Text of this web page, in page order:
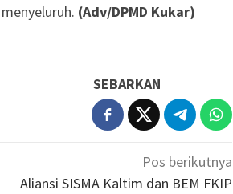
(Adv/DPMD Kukar)
SEBARKAN
Pos berikutnya
Aliansi SISMA Kaltim dan BEM FKIP